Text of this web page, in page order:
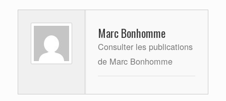
Marc Bonhomme
Consulter les publications
de Marc Bonhomme